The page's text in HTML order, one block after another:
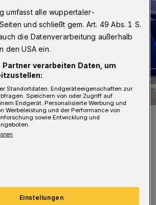
der Bundespolizei standen 27
umfasst alle wuppertaler-
und schließt gem. Art. 49 Abs. 1 S.
die Datenverarbeitung außerhalb
den USA ein.
Partner verarbeiten Daten, um
Standortdaten. Endgeräteeigenschaften zur
Speichern von oder Zugriff auf
Endgerät. Personalisierte Werbung und
Werbeleistung und der Performance von
sowie Entwicklung und
Einstellungen